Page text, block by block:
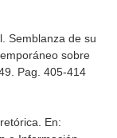
Semblanza de su
sobre
Pag. 405-414
En: